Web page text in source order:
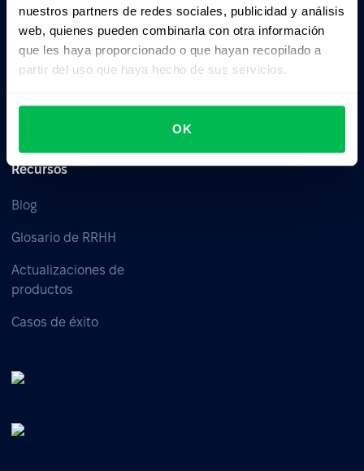
nuestros partners de redes sociales, publicidad y análisis
web, quienes pueden combinarla con otra información
que les haya proporcionado o que hayan recopilado a
partir del uso que haya hecho de sus servicios.
OK
Perform
Desk
Pulse
Time
Integraciónes
Portal de empleo
Contacto
Recursos
Blog
Glosario de RRHH
Actualizaciones de
productos
Casos de éxito